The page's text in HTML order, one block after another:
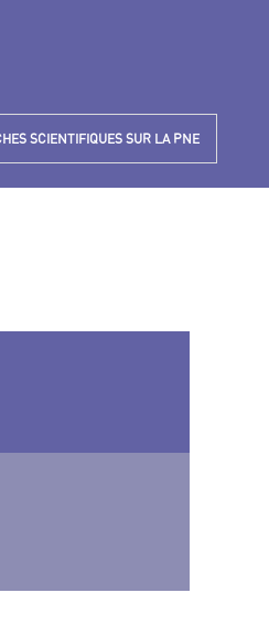
SCIENTIFIQUES SUR LA PNE